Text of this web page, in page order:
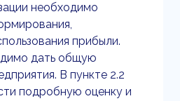
необходимо
прибыли.
дать общую
В пункте 2.2
подробную оценку и